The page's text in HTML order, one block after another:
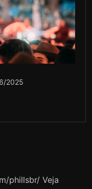
2025
phillsbr/ Veja